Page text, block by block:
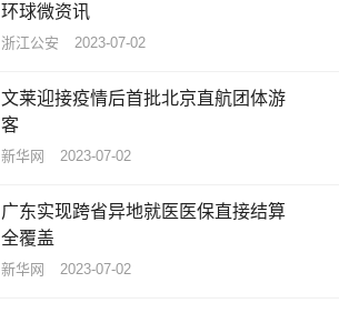
环球微资讯
浙江公安 2023-07-02
文莱迎接疫情后首批北京直航团体游
客
新华网 2023-07-02
广东实现跨省异地就医医保直接结算
全覆盖
新华网 2023-07-02